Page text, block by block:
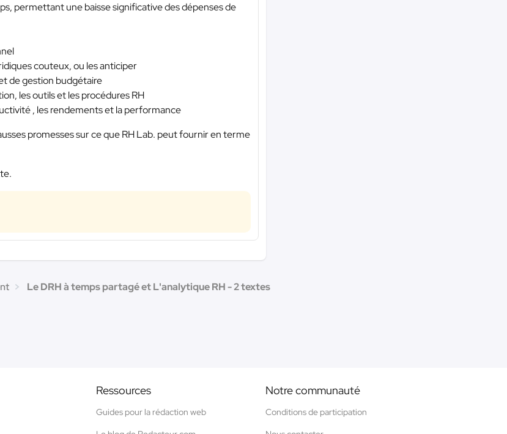
permettant une baisse significative des dépenses de
couteux, ou les anticiper
de gestion budgétaire
les outils et les procédures RH
, les rendements et la performance
promesses sur ce que RH Lab. peut fournir en terme
Le DRH à temps partagé et L'analytique RH - 2 textes
Ressources
Guides pour la rédaction web
Notre communauté
Conditions de participation